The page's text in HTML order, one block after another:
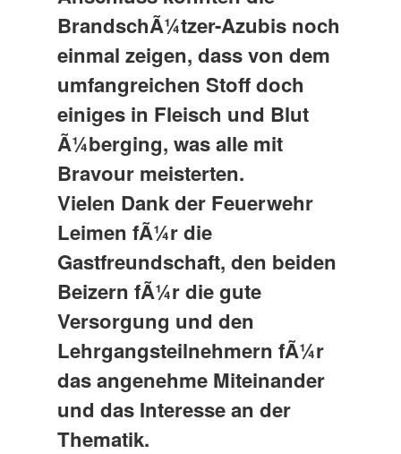
BrandschÃ¼tzer-Azubis noch
einmal zeigen, dass von dem
umfangreichen Stoff doch
einiges in Fleisch und Blut
Ã¼berging, was alle mit
Bravour meisterten.
Vielen Dank der Feuerwehr
Leimen fÃ¼r die
Gastfreundschaft, den beiden
Beizern fÃ¼r die gute
Versorgung und den
Lehrgangsteilnehmern fÃ¼r
das angenehme Miteinander
und das Interesse an der
Thematik.